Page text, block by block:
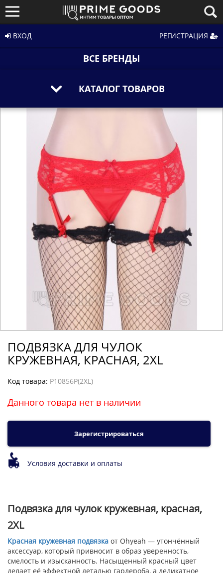
ВХОД РЕГИСТРАЦИЯ
ВСЕ БРЕНДЫ
КАТАЛОГ ТОВАРОВ
ПОДВЯЗКА ДЛЯ ЧУЛОК
КРУЖЕВНАЯ, КРАСНАЯ, 2XL
Код товара: P10856P(2XL)
Данного товара нет в наличии
Зарегистрироваться
Условия доставки и оплаты
Подвязка для чулок кружевная, красная,
2XL
Красная кружевная подвязка от Ohyeah — утончённый
аксессуар, который привносит в образ уверенность,
смелость и изысканность. Насыщенный красный цвет
делает её эффектной деталью гардероба, а деликатное